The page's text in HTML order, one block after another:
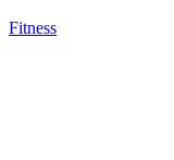
Fitness